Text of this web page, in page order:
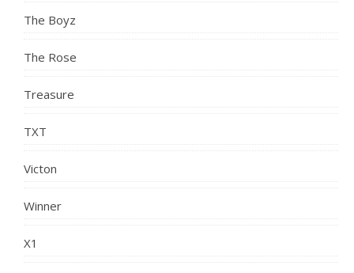
The Boyz
The Rose
Treasure
TXT
Victon
Winner
X1